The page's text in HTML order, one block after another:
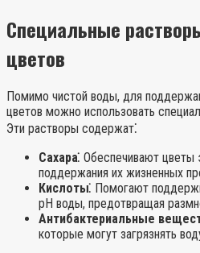
Специальные
цветов
Помимо чистой воды, для
цветов можно использовать
Эти растворы содержат⁚
Сахара⁚ Обеспечивают цветы
поддержания их жизненных
Кислоты⁚ Помогают
pH воды, предотвращая
Антибактериальные
которые могут загрязнять